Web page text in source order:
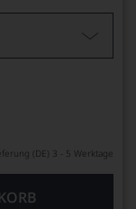
(DE) 3 - 5 Werktage